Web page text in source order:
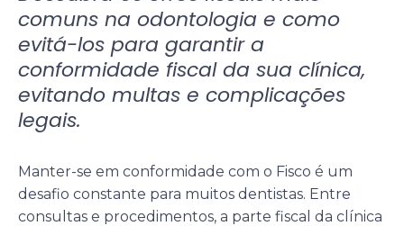
comuns na odontologia e como
evitá-los para garantir a
conformidade fiscal da sua clínica,
evitando multas e complicações
legais.
Manter-se em conformidade com o Fisco é um
desafio constante para muitos dentistas. Entre
consultas e procedimentos, a parte fiscal da clínica